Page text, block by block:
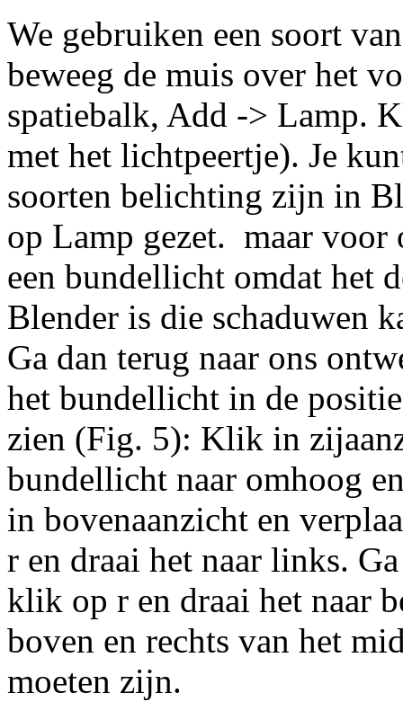
We gebruiken een soort
beweeg de muis over het
spatiebalk, Add -> Lamp.
met het lichtpeertje). Je
soorten belichting zijn in
op Lamp gezet. maar voor
een bundellicht omdat het
Blender is die schaduwen
Ga dan terug naar ons
het bundellicht in de
zien (Fig. 5): Klik in
bundellicht naar omhoog
in bovenaanzicht en
r en draai het naar links.
klik op r en draai het naar
boven en rechts van het
moeten zijn.